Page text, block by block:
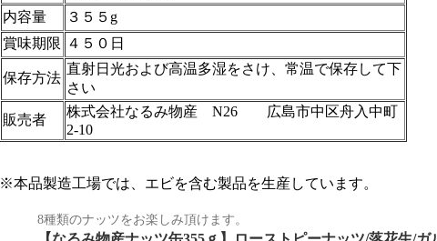
内容量
３５５g
賞味期限 ４５０日
保存方法
直射日光および高温多湿をさけ、常温で保存して下
さい
販売者
株式会社なるみ物産 N26 広島市中区舟入中町
2-10
※本品製造工場では、エビを含む製品を生産しています。
8種類のナッツをお楽しみ頂けます。